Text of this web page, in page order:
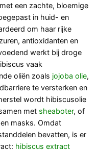
een zachte, bloemige
in huid- en
om haar rijke
antioxidanten en
werkt bij droge
vaak
oliën zoals jojoba olie,
te versterken en
wordt hibiscusolie
met sheaboter, of
masks. Omdat
bevatten, is er
hibiscus extract